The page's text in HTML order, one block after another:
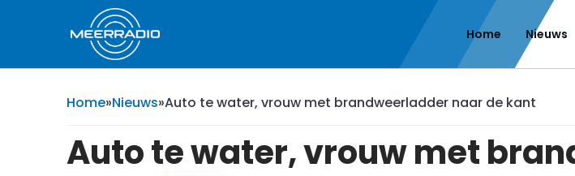
Home Nieuws
Home»Nieuws»Auto te water, vrouw met brandweerladder naar de kant
Auto te water, vrouw met